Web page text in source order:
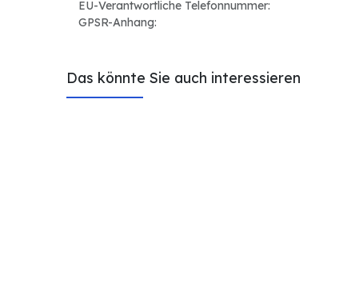
EU-Verantwortliche Telefonnummer:
GPSR-Anhang:
Das könnte Sie auch interessieren